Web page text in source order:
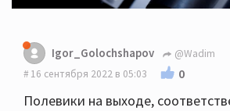
Igor_Golochshapov
@Wadim
16 сентября 2022 в 05:03
0
Полевики на выходе,